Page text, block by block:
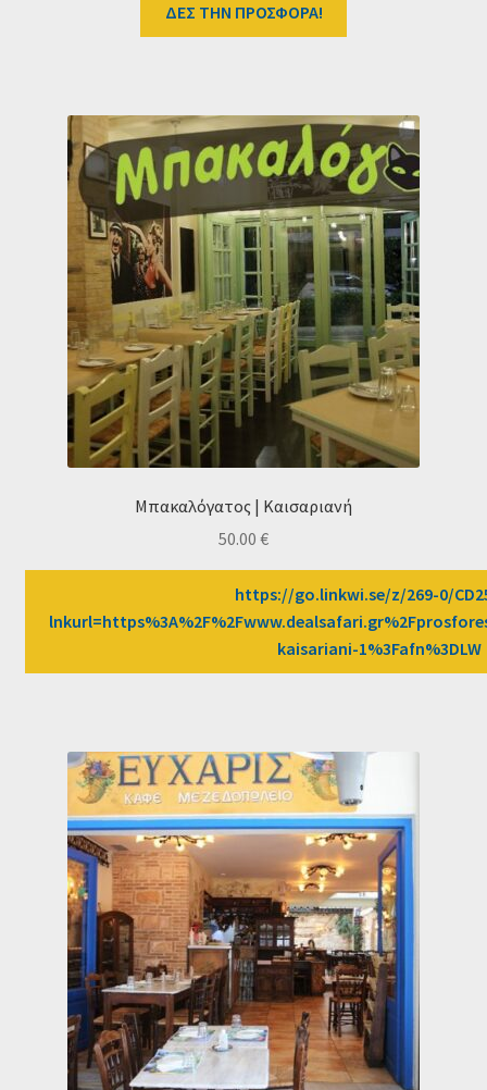
ΔΕΣ ΤΗΝ ΠΡΟΣΦΟΡΑ!
Μπακαλόγατος | Καισαριανή
50.00 €
https://go.linkwi.se/z/269-0/
kaisariani-1%3Fafn%3DLW